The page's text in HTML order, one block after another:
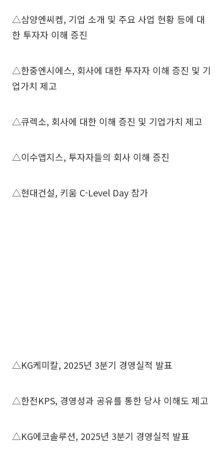
△삼양엔씨켐, 기업 소개 및 주요 사업 현황 등에 대
한 투자자 이해 증진
△한중엔시에스, 회사에 대한 투자자 이해 증진 및 기
업가치 제고
△큐렉소, 회사에 대한 이해 증진 및 기업가치 제고
△이수앱지스, 투자자들의 회사 이해 증진
△현대건설, 키움 C-Level Day 참가
△KG케미칼, 2025년 3분기 경영실적 발표
△한전KPS, 경영성과 공유를 통한 당사 이해도 제고
△KG에코솔루션, 2025년 3분기 경영실적 발표